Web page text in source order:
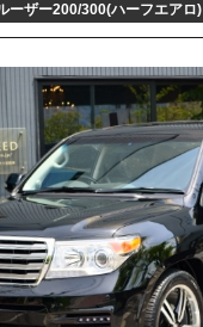
ーザー200/300(ハーフエアロ)